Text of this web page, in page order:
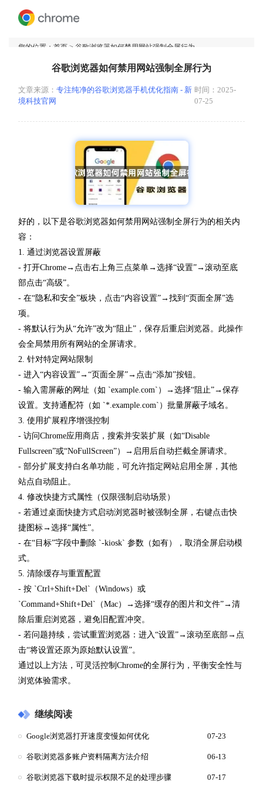
您的位置： 首页 > 谷歌浏览器如何禁用网站强制全屏行为
谷歌浏览器如何禁用网站强制全屏行为
文章来源： 专注纯净的谷歌浏览器手机优化指南 - 新
境科技官网
时间：2025-
07-25
好的，以下是谷歌浏览器如何禁用网站强制全屏行为的相关内
容：
1. 通过浏览器设置屏蔽
- 打开Chrome→点击右上角三点菜单→选择“设置”→滚动至底
部点击“高级”。
- 在“隐私和安全”板块，点击“内容设置”→找到“页面全屏”选
项。
- 将默认行为从“允许”改为“阻止”，保存后重启浏览器。此操作
会全局禁用所有网站的全屏请求。
2. 针对特定网站限制
- 进入“内容设置”→“页面全屏”→点击“添加”按钮。
- 输入需屏蔽的网址（如 `example.com`）→选择“阻止”→保存
设置。支持通配符（如 `*.example.com`）批量屏蔽子域名。
3. 使用扩展程序增强控制
- 访问Chrome应用商店，搜索并安装扩展（如“Disable
Fullscreen”或“NoFullScreen”）→启用后自动拦截全屏请求。
- 部分扩展支持白名单功能，可允许指定网站启用全屏，其他
站点自动阻止。
4. 修改快捷方式属性（仅限强制启动场景）
- 若通过桌面快捷方式启动浏览器时被强制全屏，右键点击快
捷图标→选择“属性”。
- 在“目标”字段中删除 `-kiosk` 参数（如有），取消全屏启动模
式。
5. 清除缓存与重置配置
- 按 `Ctrl+Shift+Del`（Windows）或
`Command+Shift+Del`（Mac）→选择“缓存的图片和文件”→清
除后重启浏览器，避免旧配置冲突。
- 若问题持续，尝试重置浏览器：进入“设置”→滚动至底部→点
击“将设置还原为原始默认设置”。
通过以上方法，可灵活控制Chrome的全屏行为，平衡安全性与
浏览体验需求。
继续阅读
Google浏览器打开速度变慢如何优化 07-23
谷歌浏览器多账户资料隔离方法介绍 06-13
谷歌浏览器下载时提示权限不足的处理步骤 07-17